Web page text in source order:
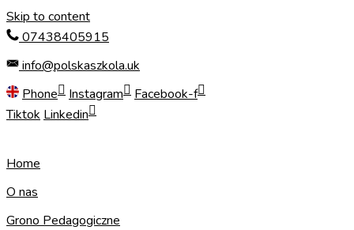
Skip to content
07438405915
info@polskaszkola.uk
Phone
Instagram
Facebook-f
Tiktok Linkedin
Home
O nas
Grono Pedagogiczne